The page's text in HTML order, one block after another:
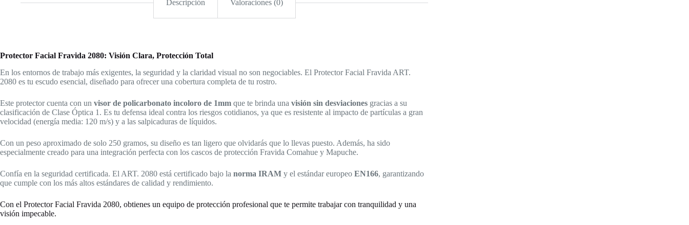
Descripción Valoraciones (0)
Protector Facial Fravida 2080: Visión Clara, Protección Total
En los entornos de trabajo más exigentes, la seguridad y la claridad visual no son negociables. El Protector Facial Fravida ART.
2080 es tu escudo esencial, diseñado para ofrecer una cobertura completa de tu rostro.
Este protector cuenta con un visor de policarbonato incoloro de 1mm que te brinda una visión sin desviaciones gracias a su
clasificación de Clase Óptica 1 . Es tu defensa ideal contra los riesgos cotidianos, ya que es resistente al impacto de partículas a gran
velocidad (energía media: 120 m/s) y a las salpicaduras de líquidos.
Con un peso aproximado de solo 250 gramos, su diseño es tan ligero que olvidarás que lo llevas puesto. Además, ha sido
especialmente creado para una integración perfecta con los cascos de protección Fravida Comahue y Mapuche.
Confía en la seguridad certificada. El ART. 2080 está certificado bajo la norma IRAM y el estándar europeo EN166, garantizando
que cumple con los más altos estándares de calidad y rendimiento.
Con el Protector Facial Fravida 2080, obtienes un equipo de protección profesional que te permite trabajar con tranquilidad y una
visión impecable.